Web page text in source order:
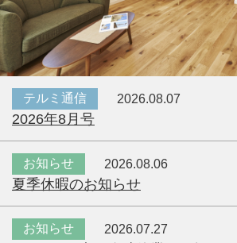
テルミ通信 2026.08.07
2026年8月号
お知らせ 2026.08.06
夏季休暇のお知らせ
お知らせ 2026.07.27